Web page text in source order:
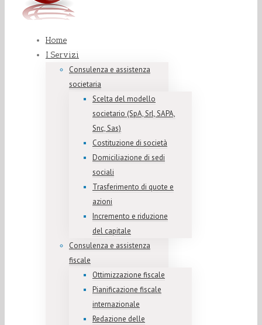
Home
I Servizi
Consulenza e assistenza
societaria
Scelta del modello
societario (SpA, Srl, SAPA,
Snc, Sas)
Costituzione di società
Domiciliazione di sedi
sociali
Trasferimento di quote e
azioni
Incremento e riduzione
del capitale
Consulenza e assistenza
fiscale
Ottimizzazione fiscale
Pianificazione fiscale
internazionale
Redazione delle